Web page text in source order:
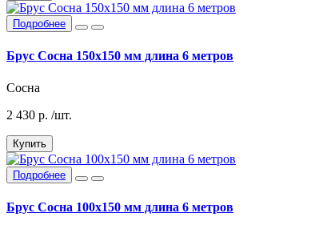
Подробнее
Брус Сосна 150х150 мм длина 6 метров
Сосна
2 430 р. /шт.
Купить
Подробнее
Брус Сосна 100х150 мм длина 6 метров